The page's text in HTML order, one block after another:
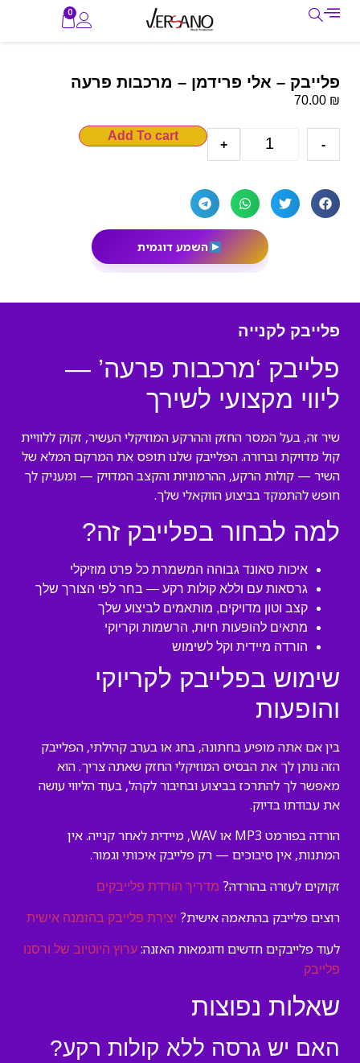
0
פלייבק – אלי פרידמן – מרכבות פרעה
70.00 ₪
-
+
Add To cart
השמע דוגמית
פלייבק לקנייה
פלייבק ‘מרכבות פרעה’ —
ליווי מקצועי לשירך
שיר זה, בעל המסר החזק וההרקע המוזיקלי העשיר, זקוק ללוויית
קול מדויקת וברורה. הפלייבק שלנו תופס את המרקם המלא של
השיר — קולות הרקע, ההרמוניות והקצב המדויק — ומעניק לך
חופש להתמקד בביצוע הווקאלי שלך.
למה לבחור בפלייבק זה?
איכות סאונד גבוהה המשמרת כל פרט מוזיקלי
גרסאות עם וללא קולות רקע — בחר לפי הצורך שלך
קצב וטון מדויקים, מותאמים לביצוע שלך
מתאים להופעות חיות, הרשמות וקריוקי
הורדה מיידית וקל לשימוש
שימוש בפלייבק לקריוקי
והופעות
בין אם אתה מופיע בחתונה, בחג או בערב קהילתי, הפלייבק
הזה נותן לך את הבסיס המוזיקלי החזק שאתה צריך. הוא
מאפשר לך להתרכז בביצוע ובחיבור לקהל, בעוד הליווי עושה
את עבודתו בדיוק.
הורדה בפורמט MP3 או WAV, מיידית לאחר קנייה. אין
המתנות, אין סיבוכים — רק פלייבק איכותי וגמור.
זקוקים לעזרה בהורדה? מדריך הורדת פלייבקים
רוצים פלייבק בהתאמה אישית? יצירת פלייבק בהזמנה אישית
לעוד פלייבקים חדשים ודוגמאות האזנה: ערוץ היוטיוב של ורסנו
פלייבק
שאלות נפוצות
האם יש גרסה ללא קולות רקע?